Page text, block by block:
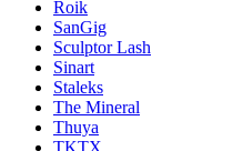
Roik
SanGig
Sculptor Lash
Sinart
Staleks
The Mineral
Thuya
TKTX